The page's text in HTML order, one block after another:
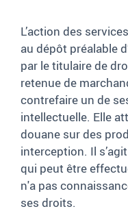
L’action des
au dépôt préalable
par le titulaire de
retenue de
contrefaire un de
intellectuelle. Elle
douane sur des
interception. Il
qui peut être
n'a pas
ses droits.